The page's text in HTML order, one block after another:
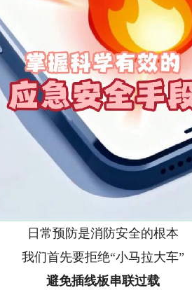
日常预防是消防安全的根本
我们首先要拒绝“小马拉大车”
避免插线板串联过载